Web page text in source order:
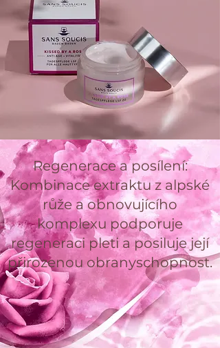
Regenerace a posílení:
Kombinace extraktu z alpské
růže a obnovujícího
komplexu podporuje
regeneraci pleti a posiluje její
přirozenou obranyschopnost.